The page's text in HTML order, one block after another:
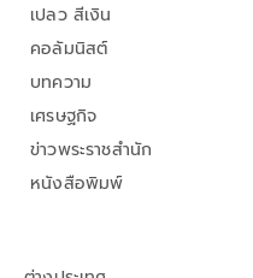
เปลว สีเงิน
คอลัมนิสต์
บทความ
เศรษฐกิจ
ข่าวพระราชสำนัก
หนังสือพิมพ์